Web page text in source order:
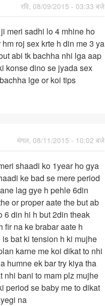
रवि, 08/09/2015 - 03:33 बजे
meri sadhi lo 4 mhine ho
hm roj sex krte h din me 3 ya
abi tk bachha nhi lga aap
konse dino se jyada sex
lge or koi tips
मंगल, 08/11/2015 - 10:02 बजे
shaadi ko 1year ho gya
ke bad se mere period
lag gye h pehle 6din
or proper aate the but ab
6 din hi h but 2din theak
fir na ke brabar aate h
is bat ki tension h ki mujhe
karne me koi dikat to nhi
humne ek bar try kiya tha
nhi bani to mam plz mujhe
period se baby me to dikat
na